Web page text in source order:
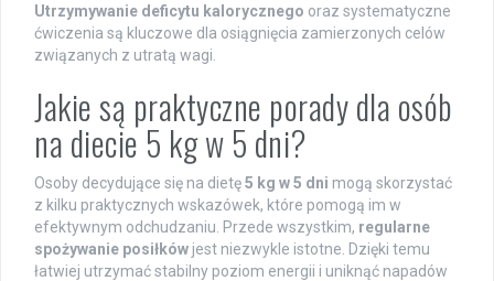
Utrzymywanie deficytu kalorycznego oraz systematyczne
ćwiczenia są kluczowe dla osiągnięcia zamierzonych celów
związanych z utratą wagi.
Jakie są praktyczne porady dla osób
na diecie 5 kg w 5 dni?
Osoby decydujące się na dietę5 kg w 5 dni mogą skorzystać
z kilku praktycznych wskazówek, które pomogą im w
efektywnym odchudzaniu. Przede wszystkim, regularne
spożywanie posiłków jest niezwykle istotne. Dzięki temu
łatwiej utrzymać stabilny poziom energii i uniknąć napadów